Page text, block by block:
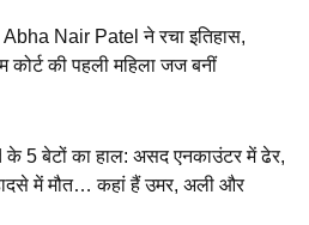
Abha Nair Patel ने रचा इतिहास,
कोर्ट की पहली महिला जज बनीं
5 बेटों का हाल: असद एनकाउंटर में ढेर,
में मौत… कहां हैं उमर, अली और